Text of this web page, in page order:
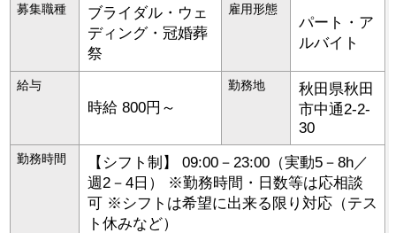
募集職種
ブライダル・ウェ
ディング・冠婚葬
祭
雇用形態
パート・ア
ルバイト
給与
時給 800円～
勤務地 秋田県秋田
市中通2-2-
30
勤務時間
【シフト制】 09:00－23:00（実動5－8h／
週2－4日） ※勤務時間・日数等は応相談
可 ※シフトは希望に出来る限り対応（テス
ト休みなど）